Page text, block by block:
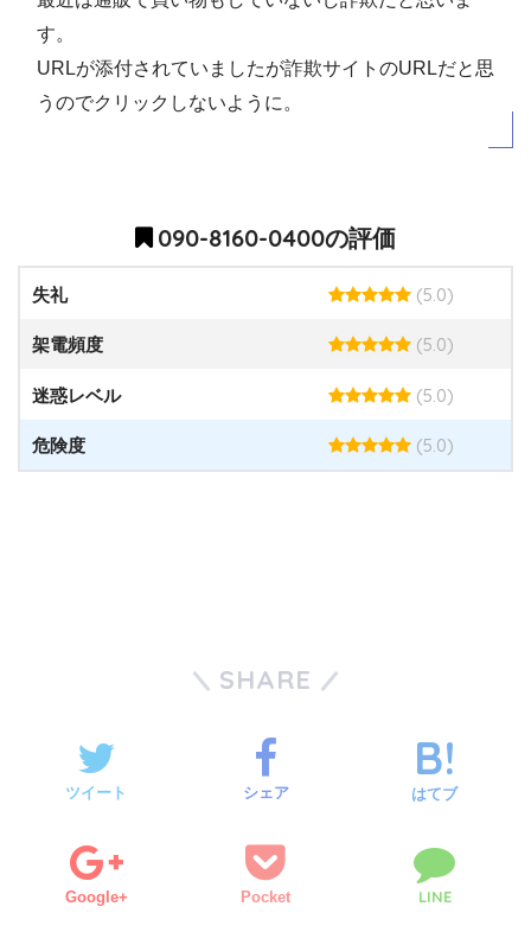
す。
URLが添付されていましたが詐欺サイトのURLだと思
うのでクリックしないように。
090-8160-0400の評価
失礼 (5.0)
架電頻度 (5.0)
迷惑レベル (5.0)
危険度 (5.0)
SHARE
ツイート シェア はてブ
Google+ Pocket LINE